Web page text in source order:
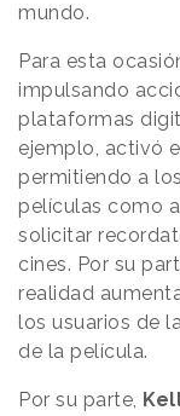
mundo.
Para esta
impulsando
plataformas
ejemplo, activó
permitiendo a
películas como
solicitar
cines. Por su
realidad
los usuarios de
de la película.
Por su parte,